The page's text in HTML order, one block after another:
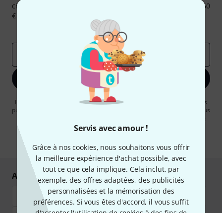
Servis avec amour !
Grâce à nos cookies, nous souhaitons vous offrir
la meilleure expérience d'achat possible, avec
tout ce que cela implique. Cela inclut, par
exemple, des offres adaptées, des publicités
personnalisées et la mémorisation des
préférences. Si vous êtes d'accord, il vous suffit
chance, gagnez l'un des 50 bons d'achat d'une valeur de 50
€ chacun!
Articles inspirants
Deals
S'inscrire maintenant
En cliquant sur "S'inscrire maintenant", vous acceptez de recevoir des
publicités par e-mail. La désinscription est possible à tout moment. Vous
confidentialité.
Achetez et payez en toute sécurité